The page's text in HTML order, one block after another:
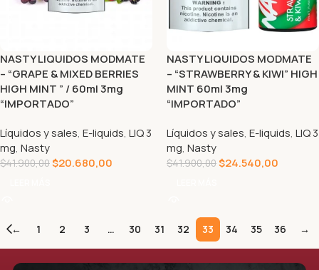
NASTY LIQUIDOS MODMATE
– “GRAPE & MIXED BERRIES
HIGH MINT ” / 60ml 3mg
“IMPORTADO”
Líquidos y sales, E-liquids, LIQ 3
mg, Nasty
$41.900,00$20.680,00
NASTY LIQUIDOS MODMATE
– “STRAWBERRY & KIWI” HIGH
MINT 60ml 3mg
“IMPORTADO”
Líquidos y sales, E-liquids, LIQ 3
mg, Nasty
$41.900,00$24.540,00
← 1 2 3 … 30 31 32 33 34 35 36 →